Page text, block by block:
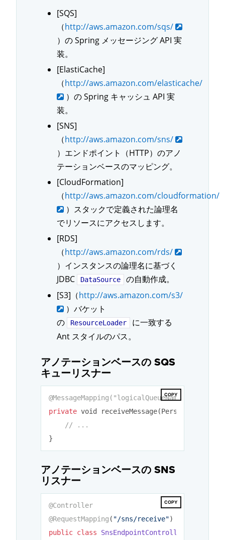
[SQS]
（http://aws.amazon.com/sqs/
）の Spring メッセージング API 実
装。
[ElastiCache]
（http://aws.amazon.com/elasticache/
）の Spring キャッシュ API 実
装。
[SNS]
（http://aws.amazon.com/sns/
）エンドポイント（HTTP）のアノ
テーションベースのマッピング。
[CloudFormation]
（http://aws.amazon.com/cloudformation/
）スタックで定義された論理名
でリソースにアクセスします。
[RDS]
（http://aws.amazon.com/rds/
）インスタンスの論理名に基づく
JDBC
DataSource
の自動作成。
[S3]（http://aws.amazon.com/s3/
）バケット
の
ResourceLoader
に一致する
Ant スタイルのパス。
アノテーションベースの SQS
キューリスナー
COPY
@MessageMapping( "logicalQueueName"
private void receiveMessage(Person person,
// ...
アノテーションベースの SNS
リスナー
COPY
@Controller
@RequestMapping ( "/sns/receive"
public class SnsEndpointController